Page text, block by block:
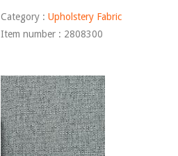
Category : Upholstery Fabric
Item number : 2808300